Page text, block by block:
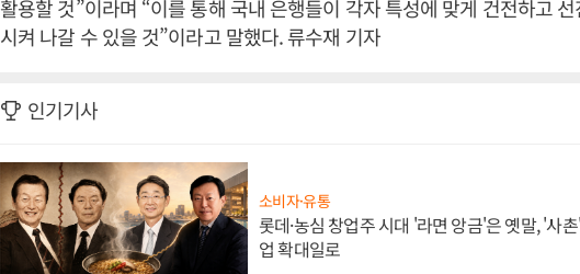
활용할 것”이라며 “이를 통해 국내 은행들이 각자 특성에 맞게 건전하고
시켜 나갈 수 있을 것”이라고 말했다. 류수재 기자
인기기사
소비자·유통
롯데·농심 창업주 시대 '라면 앙금'은 옛말, '사
업 확대일로